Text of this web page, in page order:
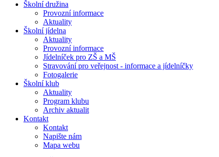
Školní družina
Provozní informace
Aktuality
Školní jídelna
Aktuality
Provozní informace
Jídelníček pro ZŠ a MŠ
Stravování pro veřejnost - informace a jídelníčky
Fotogalerie
Školní klub
Aktuality
Program klubu
Archiv aktualit
Kontakt
Kontakt
Napište nám
Mapa webu